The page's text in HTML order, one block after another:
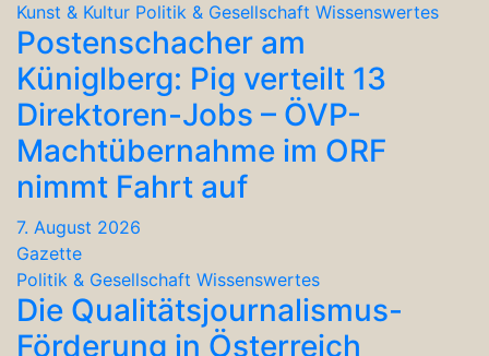
Kunst & Kultur Politik & Gesellschaft Wissenswertes
Postenschacher am
Küniglberg: Pig verteilt 13
Direktoren-Jobs – ÖVP-
Machtübernahme im ORF
nimmt Fahrt auf
7. August 2026
Gazette
Politik & Gesellschaft Wissenswertes
Die Qualitätsjournalismus-
Förderung in Österreich